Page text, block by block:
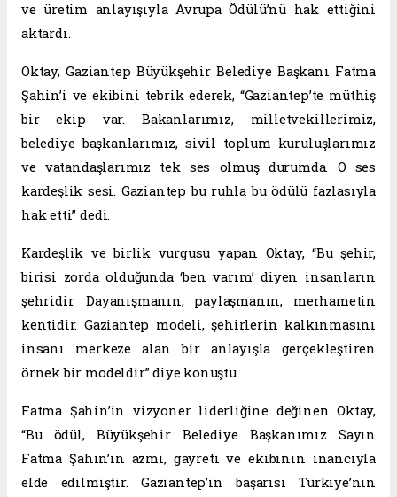
ve üretim anlayışıyla Avrupa Ödülü’nü hak ettiğini
aktardı.
Oktay, Gaziantep Büyükşehir Belediye Başkanı Fatma
Şahin’i ve ekibini tebrik ederek, “Gaziantep’te müthiş
bir ekip var. Bakanlarımız, milletvekillerimiz,
belediye başkanlarımız, sivil toplum kuruluşlarımız
ve vatandaşlarımız tek ses olmuş durumda. O ses
kardeşlik sesi. Gaziantep bu ruhla bu ödülü fazlasıyla
hak etti” dedi.
Kardeşlik ve birlik vurgusu yapan Oktay, “Bu şehir,
birisi zorda olduğunda ‘ben varım’ diyen insanların
şehridir. Dayanışmanın, paylaşmanın, merhametin
kentidir. Gaziantep modeli, şehirlerin kalkınmasını
insanı merkeze alan bir anlayışla gerçekleştiren
örnek bir modeldir” diye konuştu.
Fatma Şahin’in vizyoner liderliğine değinen Oktay,
“Bu ödül, Büyükşehir Belediye Başkanımız Sayın
Fatma Şahin’in azmi, gayreti ve ekibinin inancıyla
elde edilmiştir. Gaziantep’in başarısı Türkiye’nin